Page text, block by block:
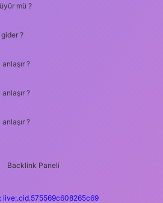
mü ?
?
?
?
?
live:.cid.575569c608265c69